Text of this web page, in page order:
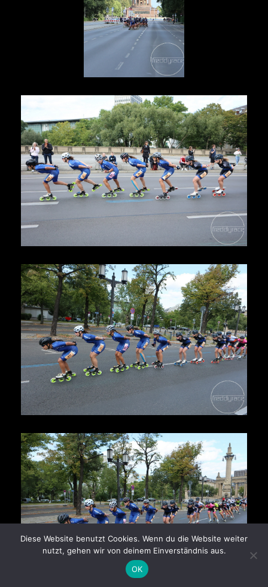
Diese Website benutzt Cookies. Wenn du die Website weiter
nutzt, gehen wir von deinem Einverständnis aus.
OK